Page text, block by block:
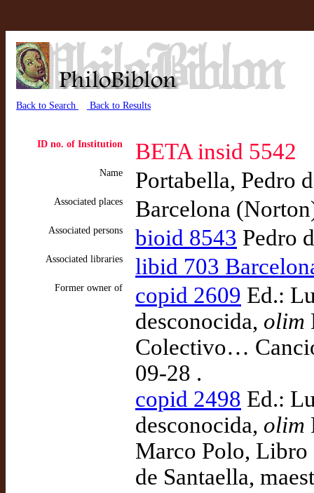
Back to Search Back to Results
ID no. of Institution BETA insid 5542
Name Portabella, Pedro
Associated places Barcelona
Associated persons bioid 8543 Pedro
Associated libraries libid 703
Former owner of copid 2609 Ed.:
desconocida, olim
Colectivo…
09-28 .
copid 2498 Ed.:
desconocida, olim
Marco Polo, Libro
de Santaella,